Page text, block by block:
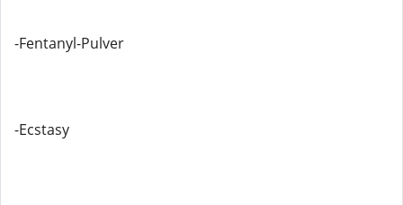
-Fentanyl-Pulver
-Ecstasy